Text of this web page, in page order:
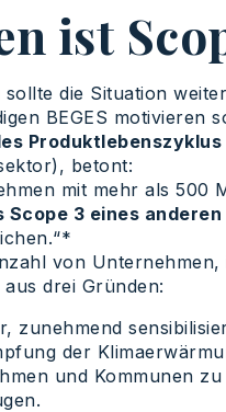
ist
die Situation
BEGES motivieren
betont:
mit mehr als
Scope 3 eines
von
drei Gründen:
zunehmend
der
und Kommunen